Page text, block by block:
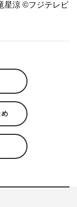
星涼 ©フジテレビ
め